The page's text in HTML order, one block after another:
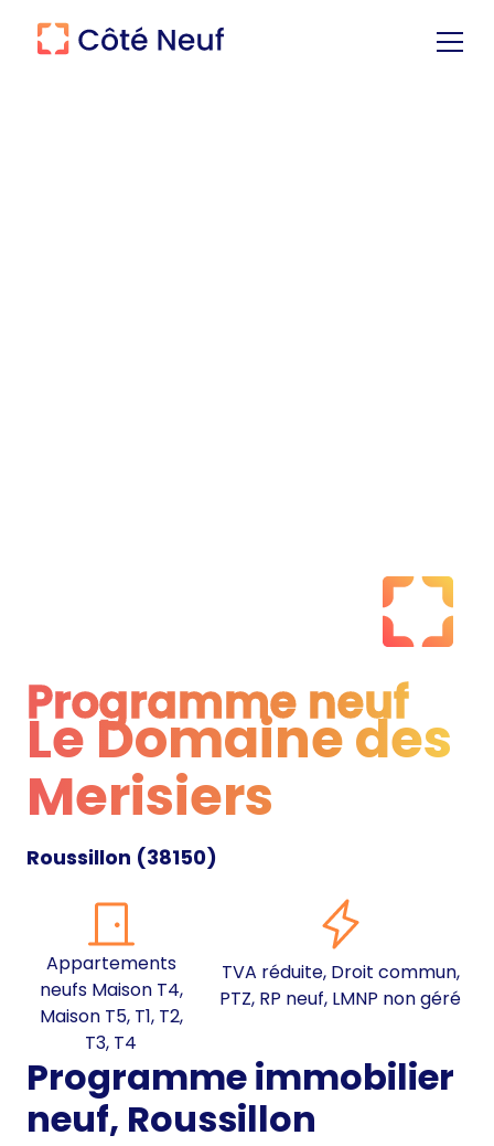
Programme neuf
Programme neuf
Le Domaine des
Merisiers
Roussillon (38150)
Appartements
neufs Maison T4,
Maison T5, T1, T2,
T3, T4
TVA réduite, Droit commun,
PTZ, RP neuf, LMNP non géré
Programme immobilier
neuf, Roussillon